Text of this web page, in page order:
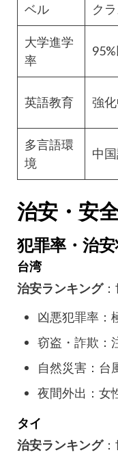
ベル ク
大学進学
率
英語教育 強
多言語環
境
中
治安・安
犯罪率・治
台湾
治安ランキング：
凶悪犯罪率：
窃盗・詐欺：
自然災害：台
夜間外出：女
タイ
治安ランキング：